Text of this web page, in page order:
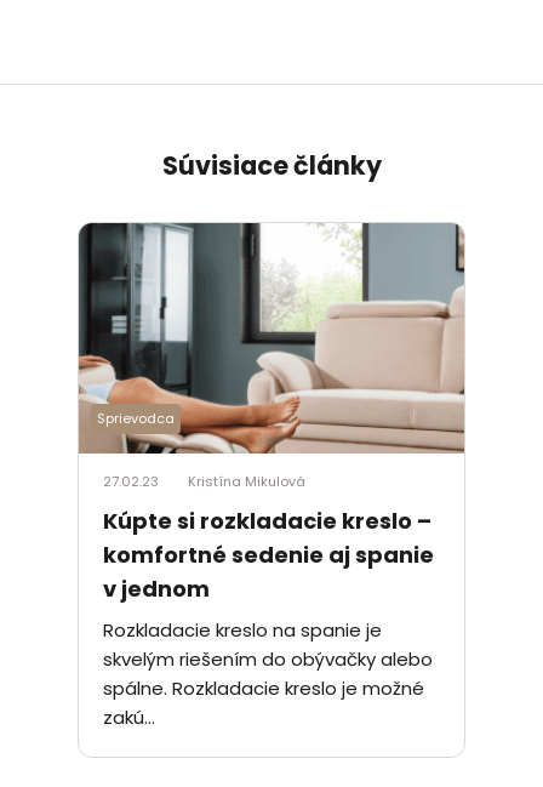
Súvisiace články
Sprievodca
27.02.23 Kristína Mikulová
Kúpte si rozkladacie kreslo –
komfortné sedenie aj spanie
v jednom
Rozkladacie kreslo na spanie je
skvelým riešením do obývačky alebo
spálne. Rozkladacie kreslo je možné
zakú...